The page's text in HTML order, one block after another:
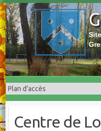
Skip
to
content
Centre de